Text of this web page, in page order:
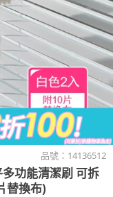
品號： 14136512
功能清潔刷 可拆
替換布)